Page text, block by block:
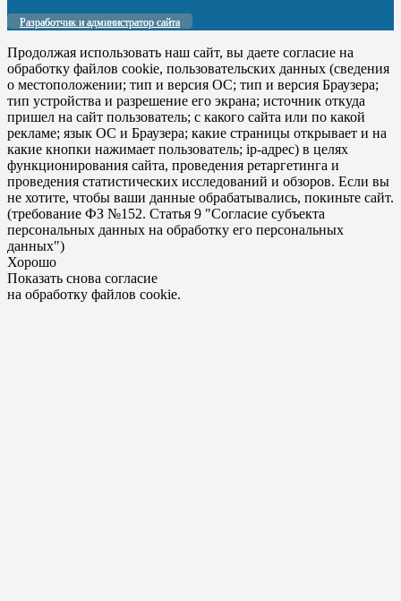
Разработчик и администратор сайта
Продолжая использовать наш сайт, вы даете согласие на
обработку файлов cookie, пользовательских данных (сведения
о местоположении; тип и версия ОС; тип и версия Браузера;
тип устройства и разрешение его экрана; источник откуда
пришел на сайт пользователь; с какого сайта или по какой
рекламе; язык ОС и Браузера; какие страницы открывает и на
какие кнопки нажимает пользователь; ip-адрес) в целях
функционирования сайта, проведения ретаргетинга и
проведения статистических исследований и обзоров. Если вы
не хотите, чтобы ваши данные обрабатывались, покиньте сайт.
(требование ФЗ №152. Статья 9 "Согласие субъекта
персональных данных на обработку его персональных
данных")
Хорошо
Показать снова согласие
на обработку файлов cookie.